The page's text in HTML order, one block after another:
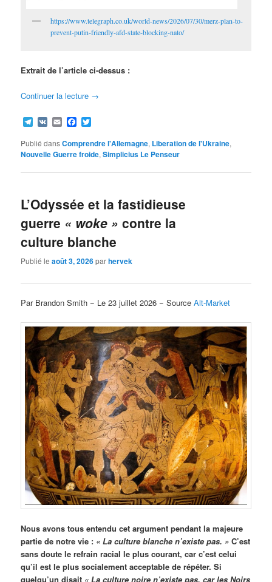
https://www.telegraph.co.uk/world-news/2026/07/30/merz-plan-to-
prevent-putin-friendly-afd-state-blocking-nato/
Extrait de l’article ci-dessus :
Continuer la lecture →
Telegram
VK EmailFacebook
Publié dansComprendre l'Allemagne, Liberation de l'Ukraine,
Nouvelle Guerre froide,Simplicius Le Penseur
L’Odyssée et la fastidieuse
guerre « woke » contre la
culture blanche
Publié leaoût 3, 2026parhervek
Par Brandon Smith − Le 23 juillet 2026 − SourceAlt-Market
Nous avons tous entendu cet argument pendant la majeure
partie de notre vie : « La culture blanche n’existe pas. » C’est
sans doute le refrain racial le plus courant, car c’est celui
qu’il est le plus socialement acceptable de répéter. Si
quelqu’un disait « La culture noire n’existe pas, car les Noirs